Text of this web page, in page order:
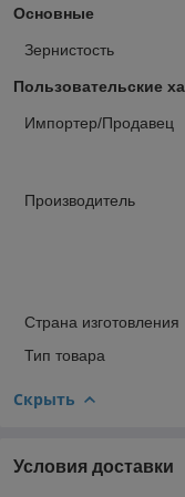
Основные
Зернистость
Пользовательские
Импортер/Продавец
Производитель
Страна изготовления
Тип товара
Скрыть
Условия доставки